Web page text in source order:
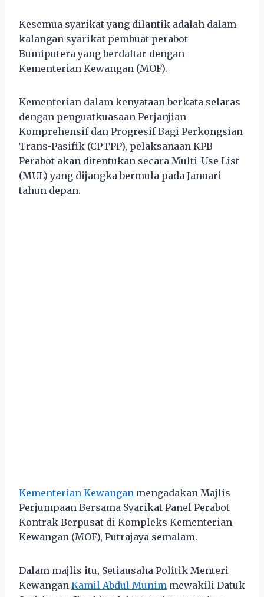
Kesemua syarikat yang dilantik adalah dalam
kalangan syarikat pembuat perabot
Bumiputera yang berdaftar dengan
Kementerian Kewangan (MOF).
Kementerian dalam kenyataan berkata selaras
dengan penguatkuasaan Perjanjian
Komprehensif dan Progresif Bagi Perkongsian
Trans-Pasifik (CPTPP), pelaksanaan KPB
Perabot akan ditentukan secara Multi-Use List
(MUL) yang dijangka bermula pada Januari
tahun depan.
Kementerian Kewangan mengadakan Majlis
Perjumpaan Bersama Syarikat Panel Perabot
Kontrak Berpusat di Kompleks Kementerian
Kewangan (MOF), Putrajaya semalam.
Dalam majlis itu, Setiausaha Politik Menteri
Kewangan Kamil Abdul Munim mewakili Datuk